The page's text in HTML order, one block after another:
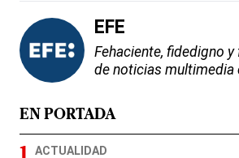
EFE
Fehaciente, fidedigno
de noticias multimedia
EN PORTADA
ACTUALIDAD